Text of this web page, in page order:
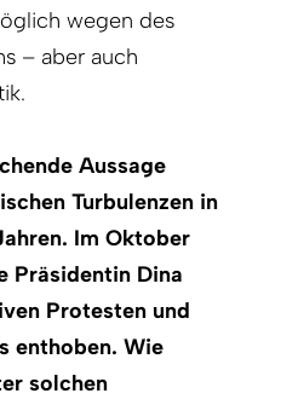
wegen des
– aber auch
Aussage
Turbulenzen in
Im Oktober
Präsidentin Dina
Protesten und
enthoben. Wie
solchen